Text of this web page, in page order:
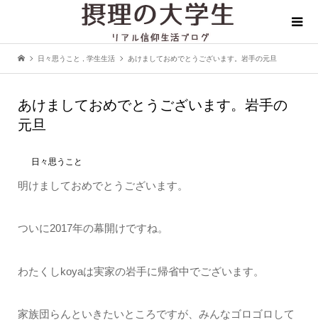
日々思うこと 学生生活 あけましておめでとうございます。岩手の元旦
あけましておめでとうございます。岩手の
元旦
日々思うこと
明けましておめでとうございます。
ついに2017年の幕開けですね。
わたくしkoyaは実家の岩手に帰省中でございます。
家族団らんといきたいところですが、みんなゴロゴロして